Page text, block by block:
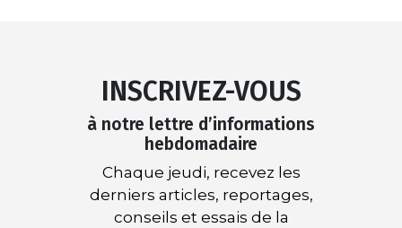
INSCRIVEZ-VOUS
à notre lettre d’informations
hebdomadaire
Chaque jeudi, recevez les
derniers articles, reportages,
conseils et essais de la